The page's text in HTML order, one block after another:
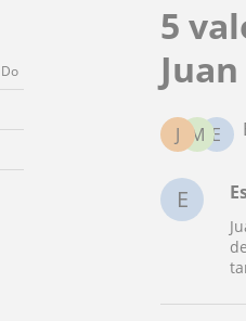
Do
5
E
M
J
E